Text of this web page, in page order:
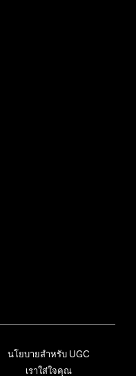
นโยบายสำหรับ UGC
เราใส่ใจคุณ